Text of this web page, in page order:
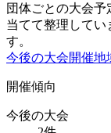
団体ごとの大会
当てて整理してい
す。
今後の大会開催地
開催傾向
今後の大会